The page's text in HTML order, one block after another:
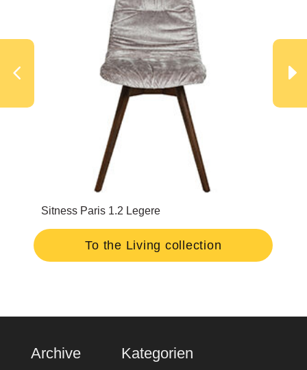
Sitness Paris 1.2 Legere
To the Living collection
Archive Kategorien